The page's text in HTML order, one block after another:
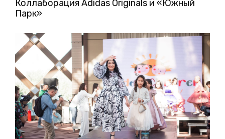
Коллаборация Аdidas Originals и «Южный
Парк»